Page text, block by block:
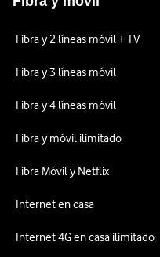
Fibra y 2 líneas móvil + TV
Fibra y 3 líneas móvil
Fibra y 4 líneas móvil
Fibra y móvil ilimitado
Fibra Móvil y Netflix
Internet en casa
Internet 4G en casa ilimitado